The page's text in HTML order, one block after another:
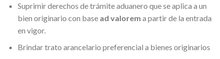
Suprimir derechos de trámite aduanero que se aplica a un
bien originario con base ad valorem a partir de la entrada
en vigor.
Brindar trato arancelario preferencial a bienes originarios